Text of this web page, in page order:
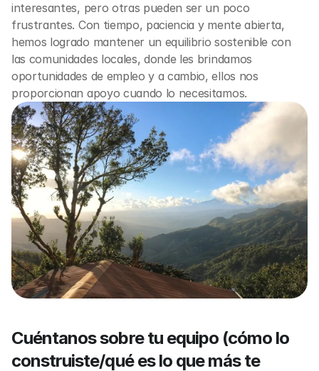
interesantes, pero otras pueden ser un poco
frustrantes. Con tiempo, paciencia y mente abierta,
hemos logrado mantener un equilibrio sostenible con
las comunidades locales, donde les brindamos
oportunidades de empleo y a cambio, ellos nos
proporcionan apoyo cuando lo necesitamos.
Cuéntanos sobre tu equipo (cómo lo
construiste/qué es lo que más te